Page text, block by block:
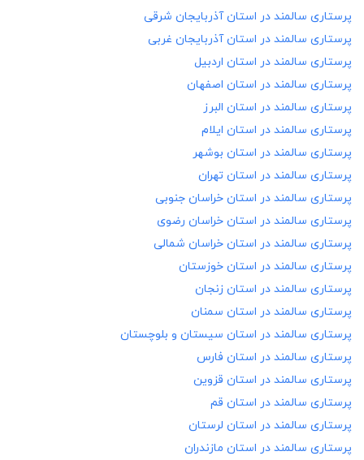
پرستاری سالمند در استان آذربایجان شرقی
پرستاری سالمند در استان آذربایجان غربی
پرستاری سالمند در استان اردبیل
پرستاری سالمند در استان اصفهان
پرستاری سالمند در استان البرز
پرستاری سالمند در استان ایلام
پرستاری سالمند در استان بوشهر
پرستاری سالمند در استان تهران
پرستاری سالمند در استان خراسان جنوبی
پرستاری سالمند در استان خراسان رضوی
پرستاری سالمند در استان خراسان شمالی
پرستاری سالمند در استان خوزستان
پرستاری سالمند در استان زنجان
پرستاری سالمند در استان سمنان
پرستاری سالمند در استان سیستان و بلوچستان
پرستاری سالمند در استان فارس
پرستاری سالمند در استان قزوین
پرستاری سالمند در استان قم
پرستاری سالمند در استان لرستان
پرستاری سالمند در استان مازندران